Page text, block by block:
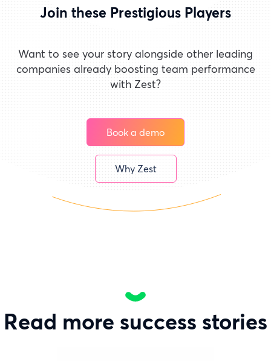
Join these Prestigious Players
Want to see your story alongside other leading
companies already boosting team performance
with Zest?
Why Zest
Book a demo
Read more success stories